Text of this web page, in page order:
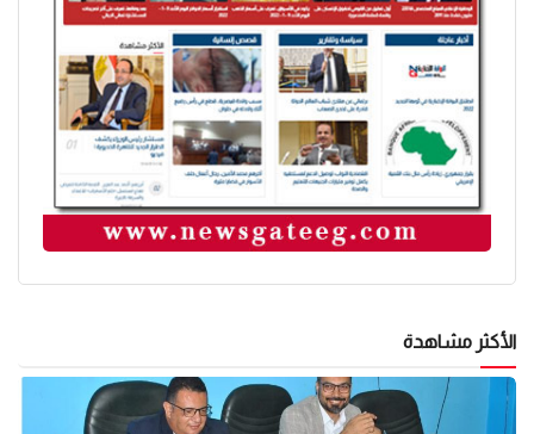
الأكثر مشاهدة